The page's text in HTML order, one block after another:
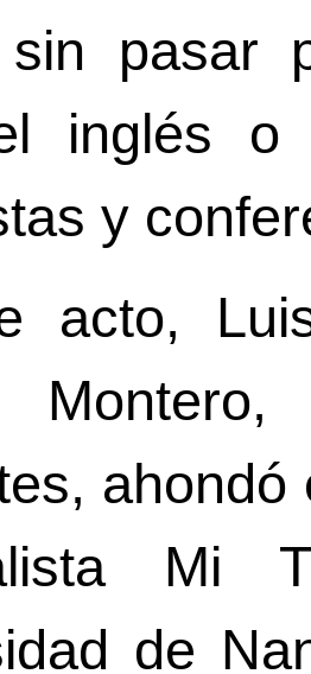
pasar
inglés o
y
acto,
Mi
de